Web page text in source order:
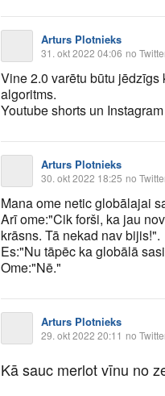
Arturs Plotnieks
31. okt 2022 04:06 no
Vine 2.0 varētu būtu
algoritms.
Youtube shorts un
Arturs Plotnieks
30. okt 2022 18:25 no
Mana ome netic globālajai
Arī ome:"Cik forši, ka jau
krāsns. Tā nekad nav bijis!".
Es:"Nu tāpēc ka globālā
Ome:"Nē."
Arturs Plotnieks
29. okt 2022 20:11 no
Kā sauc merlot vīnu no